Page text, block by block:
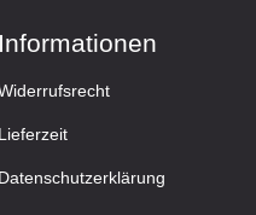
Informationen
Lieferzeit
Datenschutzerklärung